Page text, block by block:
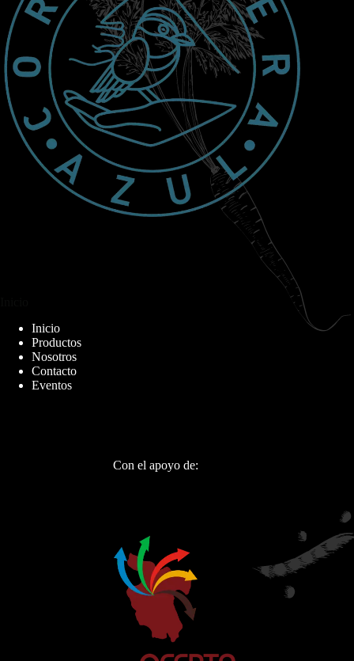
Inicio
Productos
Nosotros
Contacto
Eventos
Con el apoyo de: